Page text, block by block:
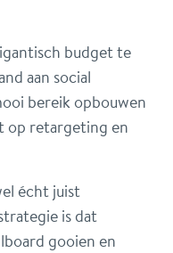
budget te
aan social
bereik opbouwen
op retargeting en
écht juist
is dat
gooien en